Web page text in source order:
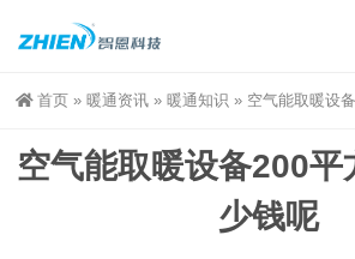
首页 » 暖通资讯 » 暖通知识 » 空气能取暖设备
空气能取暖设备200平
少钱呢